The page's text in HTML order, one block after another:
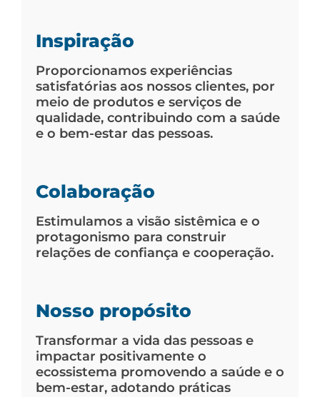
Inspiração
Proporcionamos experiências
satisfatórias aos nossos clientes, por
meio de produtos e serviços de
qualidade, contribuindo com a saúde
e o bem-estar das pessoas.
Colaboração
Estimulamos a visão sistêmica e o
protagonismo para construir
relações de confiança e cooperação.
Nosso propósito
Transformar a vida das pessoas e
impactar positivamente o
ecossistema promovendo a saúde e o
bem-estar, adotando práticas